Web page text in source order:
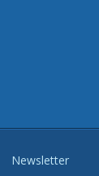
Newsletter